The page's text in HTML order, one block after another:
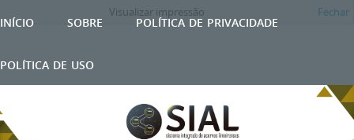
início sobre
política de privacidade
política de uso
Visualizar impressão Fechar